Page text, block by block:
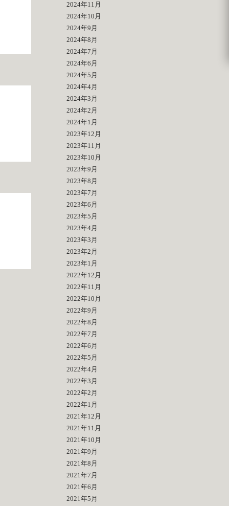
2024年11月
2024年10月
2024年9月
2024年8月
2024年7月
2024年6月
2024年5月
2024年4月
2024年3月
2024年2月
2024年1月
2023年12月
2023年11月
2023年10月
2023年9月
2023年8月
2023年7月
2023年6月
2023年5月
2023年4月
2023年3月
2023年2月
2023年1月
2022年12月
2022年11月
2022年10月
2022年9月
2022年8月
2022年7月
2022年6月
2022年5月
2022年4月
2022年3月
2022年2月
2022年1月
2021年12月
2021年11月
2021年10月
2021年9月
2021年8月
2021年7月
2021年6月
2021年5月